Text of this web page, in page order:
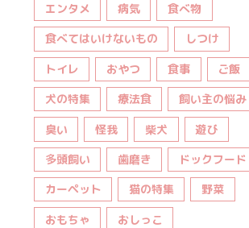
エンタメ
病気
食べ物
食べてはいけないもの
しつけ
トイレ
おやつ 食事
ご飯
犬の特集
療法食
飼い主の悩み
臭い
怪我 柴犬
遊び
多頭飼い
歯磨き
ドックフード
カーペット
猫の特集
野菜
おもちゃ
おしっこ